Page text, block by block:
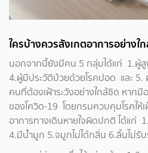
ใครบ้างควรสังเกตอาการอย่างใ
นอกจากนี้ยังมีคน 5 กลุ่มได้แก่ 1.ผู้
4.ผู้มีประวัติป่วยด้วยโรคปอด และ 5.
คนที่ต้องเฝ้าระวังอย่างใกล้ชิด หากมี
ของโควิด-19 โดยกรมควบคุมโรคให้
อาการทางเดินหายใจผิดปกติ ได้แก่
4.มีน้ำมูก 5.จมูกไม่ได้กลิ่น 6.ลิ้นไม่รั